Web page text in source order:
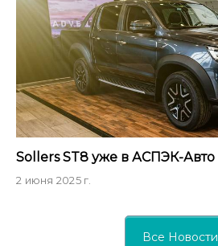
Sollers ST8 уже в АСПЭК-Авто
2 июня 2025 г.
Все Новости